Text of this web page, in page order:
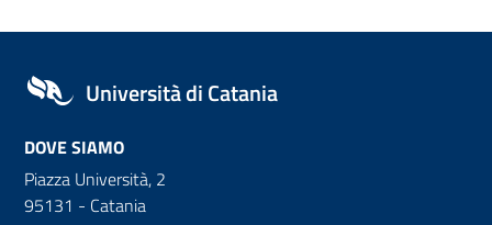
Università di Catania
DOVE SIAMO
Piazza Università, 2
95131 - Catania